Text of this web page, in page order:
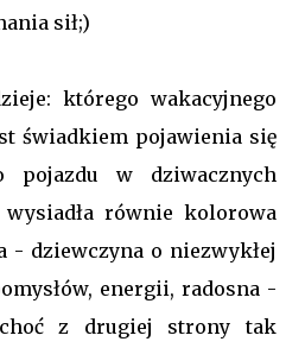
sił;)
którego wakacyjnego
świadkiem pojawienia się
pojazdu w dziwacznych
równie kolorowa
- dziewczyna o niezwykłej
energii, radosna -
z drugiej strony tak